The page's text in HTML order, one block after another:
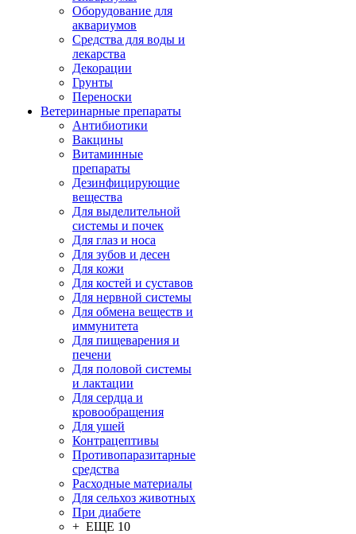
Оборудование для
аквариумов
Средства для воды и
лекарства
Декорации
Грунты
Переноски
Ветеринарные препараты
Антибиотики
Вакцины
Витаминные
препараты
Дезинфицирующие
вещества
Для выделительной
системы и почек
Для глаз и носа
Для зубов и десен
Для кожи
Для костей и суставов
Для нервной системы
Для обмена веществ и
иммунитета
Для пищеварения и
печени
Для половой системы
и лактации
Для сердца и
кровообращения
Для ушей
Контрацептивы
Противопаразитарные
средства
Расходные материалы
Для сельхоз животных
При диабете
+ ЕЩЕ 10